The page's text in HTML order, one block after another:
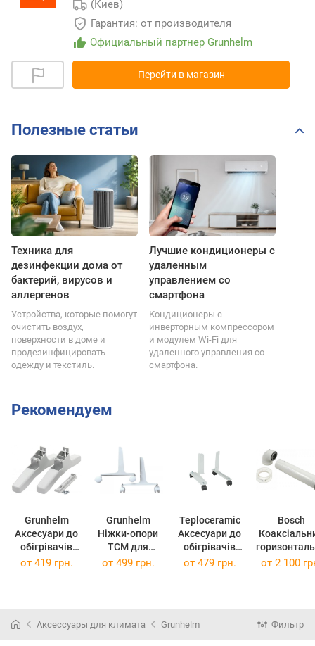
(Киев)
Гарантия: от производителя
Официальный партнер Grunhelm
Перейти в магазин
Полезные статьи
Техника для
дезинфекции дома от
бактерий, вирусов и
аллергенов
Устройства, которые помогут
очистить воздух,
поверхности в доме и
продезинфицировать
одежду и текстиль.
Лучшие кондиционеры с
удаленным
управлением со
смартфона
Кондиционеры с
инверторным компрессором
и модулем Wi-Fi для
удаленного управления со
смартфона.
Рекомендуем
Grunhelm
Аксесуари до
обігрівачів
Опора економ
(124623)
Grunhelm
Ніжки-опори
TCM для
керамічного
Teploceramic
Аксесуари до
обігрівачів
TCM
Bosch
й
389
от 419 грн. от 499 грн. от 479 грн. от 2 100
Аксессуары для климата Grunhelm Фильтр